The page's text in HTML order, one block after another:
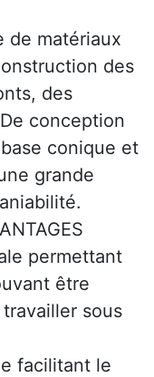
de matériaux
des
des
conception
conique et
grande
permettant
être
sous
facilitant le